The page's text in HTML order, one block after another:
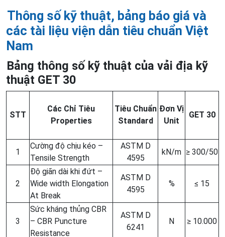
Thông số kỹ thuật, bảng báo giá và
các tài liệu viện dẫn tiêu chuẩn Việt
Nam
Bảng thông số kỹ thuật của vải địa kỹ
thuật GET 30
STT
Các Chỉ Tiêu
Properties
Tiêu Chuẩn
Standard
Đơn Vị
Unit
GET 30
1
Cường độ chịu kéo –
Tensile Strength
ASTM D
4595
kN/m ≥ 300/50
2
Độ giãn dài khi đứt –
Wide width Elongation
At Break
ASTM D
4595
% ≤ 15
3
Sức kháng thủng CBR
– CBR Puncture
Resistance
ASTM D
6241
N ≥ 10.000